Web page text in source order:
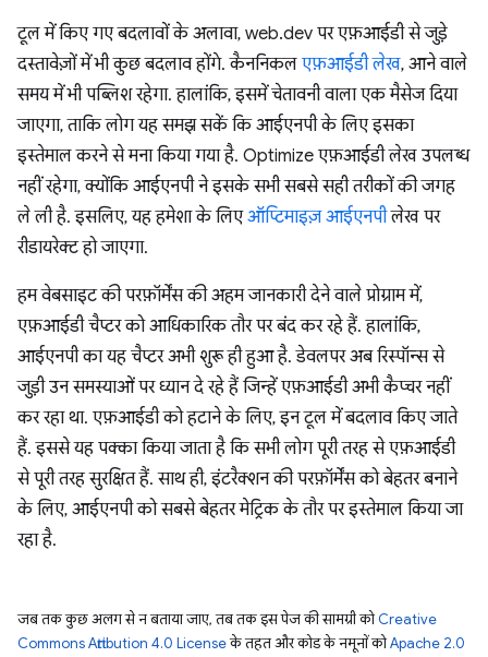
टूल में किए गए बदलावों के अलावा, web.dev पर एफ़आईडी से जुड़े
दस्तावेज़ों में भी कुछ बदलाव होंगे. कैननिकल एफ़आईडी लेख, आने वाले
समय में भी पब्लिश रहेगा. हालांकि, इसमें चेतावनी वाला एक मैसेज दिया
जाएगा, ताकि लोग यह समझ सकें कि आईएनपी के लिए इसका
इस्तेमाल करने से मना किया गया है. Optimize एफ़आईडी लेख उपलब्ध
नहीं रहेगा, क्योंकि आईएनपी ने इसके सभी सबसे सही तरीकों की जगह
ले ली है. इसलिए, यह हमेशा के लिएऑप्टिमाइज़ आईएनपीलेख पर
रीडायरेक्ट हो जाएगा.
हम वेबसाइट की परफ़ॉर्मेंस की अहम जानकारी देने वाले प्रोग्राम में,
एफ़आईडी चैप्टर को आधिकारिक तौर पर बंद कर रहे हैं. हालांकि,
आईएनपी का यह चैप्टर अभी शुरू ही हुआ है. डेवलपर अब रिस्पॉन्स से
जुड़ी उन समस्याओं पर ध्यान दे रहे हैं जिन्हें एफ़आईडी अभी कैप्चर नहीं
कर रहा था. एफ़आईडी को हटाने के लिए, इन टूल में बदलाव किए जाते
हैं. इससे यह पक्का किया जाता है कि सभी लोग पूरी तरह से एफ़आईडी
से पूरी तरह सुरक्षित हैं. साथ ही, इंटरैक्शन की परफ़ॉर्मेंस को बेहतर बनाने
के लिए, आईएनपी को सबसे बेहतर मेट्रिक के तौर पर इस्तेमाल किया जा
रहा है.
जब तक कुछ अलग से न बताया जाए, तब तक इस पेज की सामग्री कोCreative
Commons Attribution 4.0 Licenseके तहत और कोड के नमूनों कोApache 2.0